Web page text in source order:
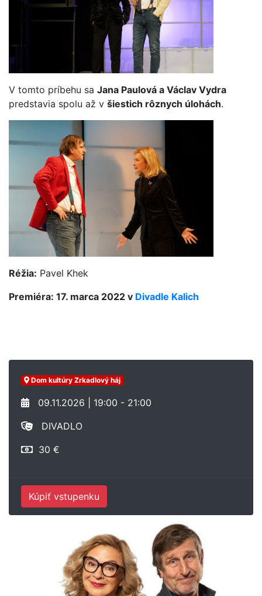
V tomto príbehu sa Jana Paulová a Václav Vydra
predstavia spolu až v šiestich rôznych úlohách.
Réžia: Pavel Khek
Premiéra: 17. marca 2022 v Divadle Kalich
Dom kultúry Zrkadlový háj
09.11.2026 | 19:00 - 21:00
DIVADLO
30 €
Kúpiť vstupenku